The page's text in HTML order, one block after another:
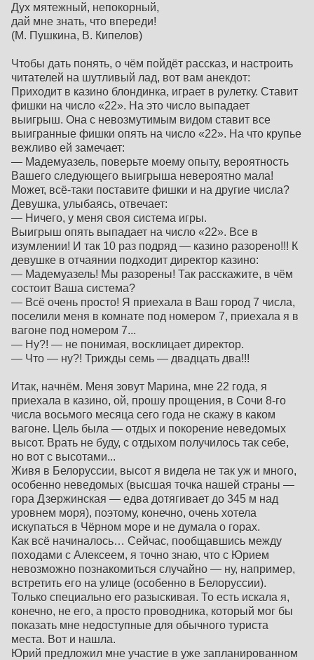
Дух мятежный, непокорный,
дай мне знать, что впереди!
(М. Пушкина, В. Кипелов)
Чтобы дать понять, о чём пойдёт рассказ, и настроить
читателей на шутливый лад, вот вам анекдот:
Приходит в казино блондинка, играет в рулетку. Ставит
фишки на число «22». На это число выпадает
выигрыш. Она с невозмутимым видом ставит все
выигранные фишки опять на число «22». На что крупье
вежливо ей замечает:
— Мадемуазель, поверьте моему опыту, вероятность
Вашего следующего выигрыша невероятно мала!
Может, всё-таки поставите фишки и на другие числа?
Девушка, улыбаясь, отвечает:
— Ничего, у меня своя система игры.
Выигрыш опять выпадает на число «22». Все в
изумлении! И так 10 раз подряд — казино разорено!!! К
девушке в отчаянии подходит директор казино:
— Мадемуазель! Мы разорены! Так расскажите, в чём
состоит Ваша система?
— Всё очень просто! Я приехала в Ваш город 7 числа,
поселили меня в комнате под номером 7, приехала я в
вагоне под номером 7...
— Ну?! — не понимая, восклицает директор.
— Что — ну?! Трижды семь — двадцать два!!!
Итак, начнём. Меня зовут Марина, мне 22 года, я
приехала в казино, ой, прошу прощения, в Сочи 8-го
числа восьмого месяца сего года не скажу в каком
вагоне. Цель была — отдых и покорение неведомых
высот. Врать не буду, с отдыхом получилось так себе,
но вот с высотами...
Живя в Белоруссии, высот я видела не так уж и много,
особенно неведомых (высшая точка нашей страны —
гора Дзержинская — едва дотягивает до 345 м над
уровнем моря), поэтому, конечно, очень хотела
искупаться в Чёрном море и не думала о горах.
Как всё начиналось… Сейчас, пообщавшись между
походами с Алексеем, я точно знаю, что с Юрием
невозможно познакомиться случайно — ну, например,
встретить его на улице (особенно в Белоруссии).
Только специально его разыскивая. То есть искала я,
конечно, не его, а просто проводника, который мог бы
показать мне недоступные для обычного туриста
места. Вот и нашла.
Юрий предложил мне участие в уже запланированном